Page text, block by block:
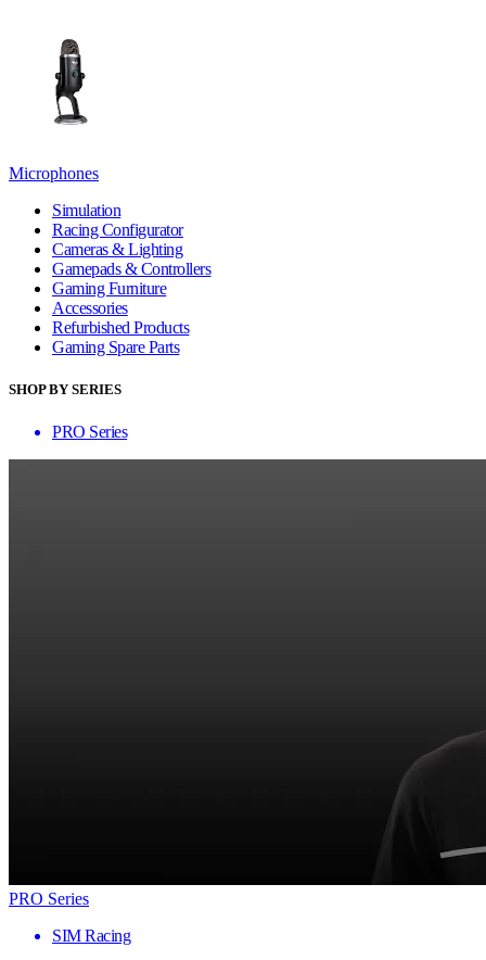
Microphones
Simulation
Racing Configurator
Cameras & Lighting
Gamepads & Controllers
Gaming Furniture
Accessories
Refurbished Products
Gaming Spare Parts
SHOP BY SERIES
PRO Series
PRO Series
SIM Racing